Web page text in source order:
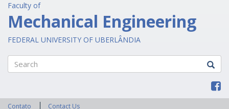
Faculty of
Mechanical Engineering
FEDERAL UNIVERSITY OF UBERLÂNDIA
Contato Contact Us